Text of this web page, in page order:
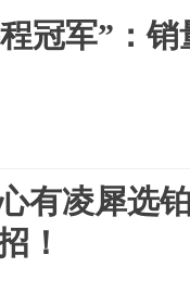
冠军”：销
有凌犀选
！